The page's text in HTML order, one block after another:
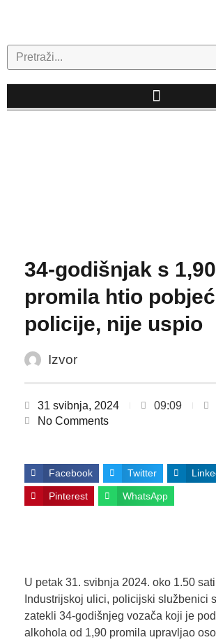
Search
34-godišnjak s 1,90
promila htio
policije, nije uspio
Izvor
31 svibnja, 2024 09:09
No Comments
Facebook Twitter
Pinterest WhatsApp
U petak 31. svibnja 2024. oko 1.50
Industrijskoj ulici, policijski službenici
zatekli 34-godišnjeg vozača koji je
alkohola od 1,90 promila upravljao